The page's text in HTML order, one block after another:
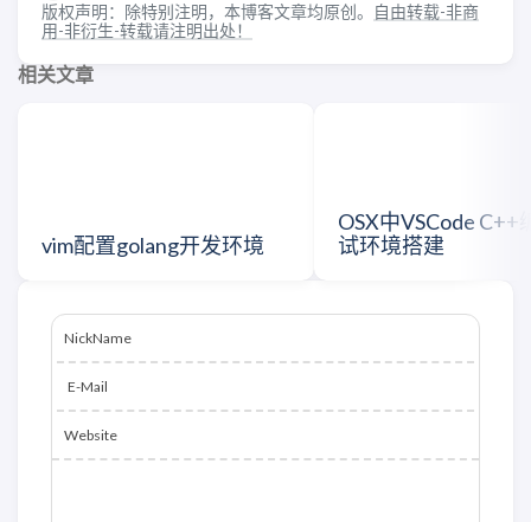
版权声明：除特别注明，本博客文章均原创。
自由转载-非商
用-非衍生-转载请注明出处！
相关文章
vim配置golang开发环境
OSX中VSCode C++
试环境搭建
NickName
E-Mail
Website